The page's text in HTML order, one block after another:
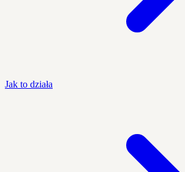
Jak to działa